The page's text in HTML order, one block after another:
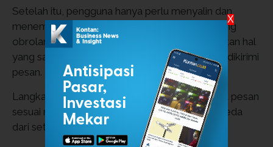
Setelah itu, pengguna hanya perlu menyalin dan
menempel (copy-paste) draft pesan itu ke ruang
obrolan orang yang dituju. Lalu klik kirim. Lakukan hal
yang sama ke seluruh kontak orang yang ingin dikirimi
pesan.
Langkah ini bisa dilakukan jika perlu proses edit pesan
sesuai nama maupun ketentuan lain yang berbeda
dari setiap kontak.
X